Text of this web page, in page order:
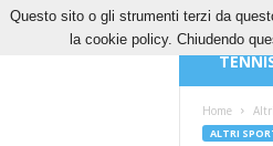
VENERDÌ, 7
Blog
Sport
Home
ALTRI
Questo sito o gli strumenti terzi da
la cookie policy. Chiudendo